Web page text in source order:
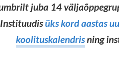
juba 14
üks kord aastas
koolituskalendrisning